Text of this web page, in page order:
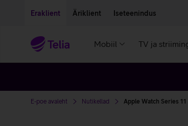
Eraklient Äriklient Iseteenindus
Mobiil TV ja
E-poe avaleht Nutikellad Apple Watch Series